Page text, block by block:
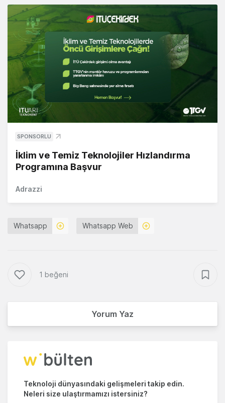
SPONSORLU
İklim ve Temiz Teknolojiler Hızlandırma
Programına Başvur
Adrazzi
Whatsapp Whatsapp Web
1 beğeni
Yorum Yaz
Teknoloji dünyasındaki gelişmeleri takip edin.
Neleri size ulaştırmamızı istersiniz?